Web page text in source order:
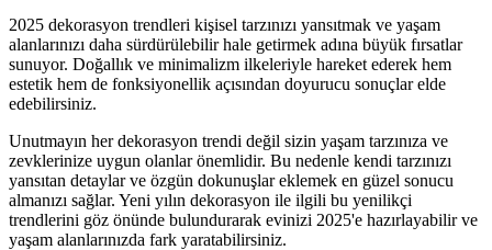
2025 dekorasyon trendleri kişisel tarzınızı yansıtmak ve yaşam
alanlarınızı daha sürdürülebilir hale getirmek adına büyük fırsatlar
sunuyor. Doğallık ve minimalizm ilkeleriyle hareket ederek hem
estetik hem de fonksiyonellik açısından doyurucu sonuçlar elde
edebilirsiniz.
Unutmayın her dekorasyon trendi değil sizin yaşam tarzınıza ve
zevklerinize uygun olanlar önemlidir. Bu nedenle kendi tarzınızı
yansıtan detaylar ve özgün dokunuşlar eklemek en güzel sonucu
almanızı sağlar. Yeni yılın dekorasyon ile ilgili bu yenilikçi
trendlerini göz önünde bulundurarak evinizi 2025'e hazırlayabilir ve
yaşam alanlarınızda fark yaratabilirsiniz.